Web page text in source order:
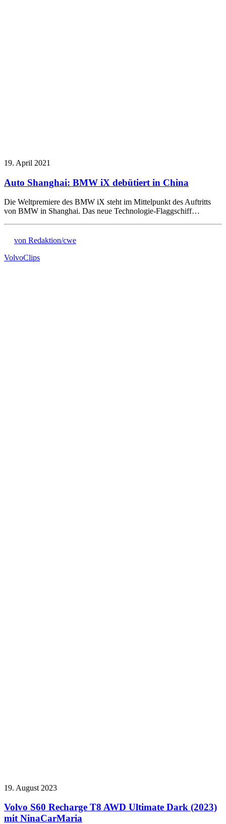
19. April 2021
Auto Shanghai: BMW iX debütiert in China
Die Weltpremiere des BMW iX steht im Mittelpunkt des Auftritts
von BMW in Shanghai. Das neue Technologie-Flaggschiff…
von Redaktion/cwe
VolvoClips
19. August 2023
Volvo S60 Recharge T8 AWD Ultimate Dark (2023)
mit NinaCarMaria